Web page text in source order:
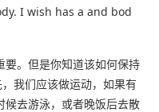
I wish has a and bod
。但是你知道该如何保持
我们应该做运动，如果有
候去游泳，或者晚饭后去散